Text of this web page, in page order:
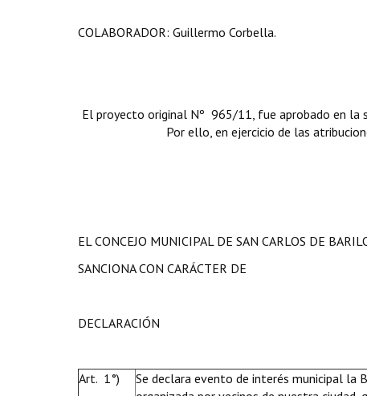
COLABORADOR: Guillermo Corbella.
El proyecto original Nº 965/11, fue aprobado en la
Por ello, en ejercicio de las
EL CONCEJO MUNICIPAL DE SAN CARLOS DE
SANCIONA CON CARÁCTER DE
DECLARACIÓN
Art. 1°)
Se declara evento de interés municipal la